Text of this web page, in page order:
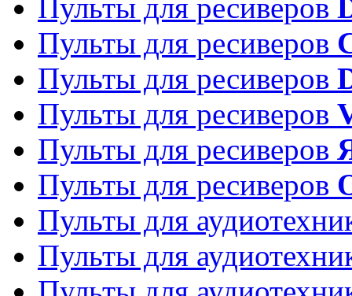
Пульты для ресиверов
Пульты для ресиверов
Пульты для ресиверов
Пульты для ресиверов
Пульты для ресиверов
Пульты для ресиверов
Пульты для
Пульты для